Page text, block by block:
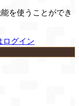
を使うことができ
ログイン